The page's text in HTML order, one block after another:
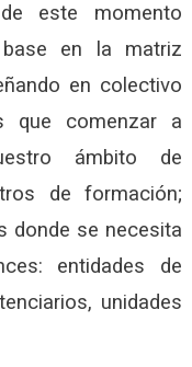
este momento
en la matriz
en colectivo
que comenzar a
ámbito de
de formación;
donde se necesita
entidades de
unidades